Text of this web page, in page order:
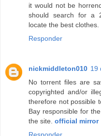
it would not be
should search for a
locate the best clothes.
Responder
nickmiddleton010 19
No torrent files are
copyrighted and/or
therefore not possible
Bay responsible for
the site. official mirror